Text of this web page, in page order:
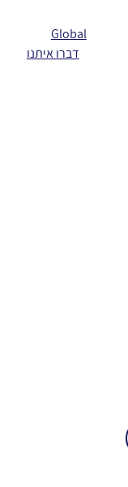
Global
דברו איתנו